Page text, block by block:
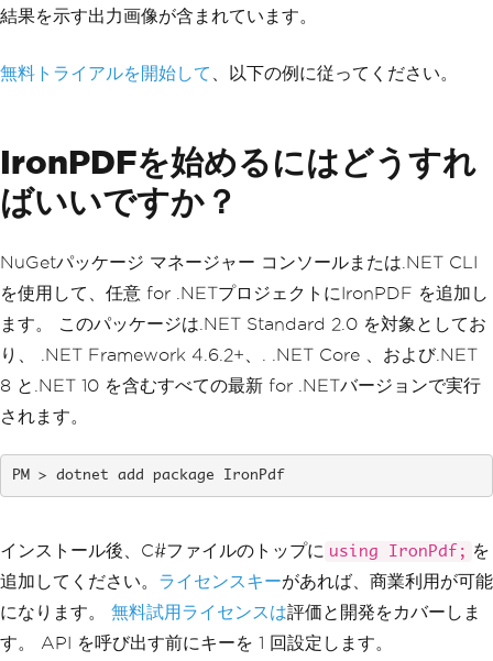
結果を示す出力画像が含まれています。
無料トライアルを開始して 、以下の例に従ってください。
IronPDFを始めるにはどうすれ
ばいいですか？
NuGetパッケージ マネージャー コンソールまたは.NET CLI
を使用して、任意 for .NETプロジェクトにIronPDF を追加し
ます。 このパッケージは.NET Standard 2.0 を対象としてお
り、 .NET Framework 4.6.2+、. .NET Core 、および.NET
8 と.NET 10 を含むすべての最新 for .NETバージョンで実行
されます。
dotnet add package IronPdf
インストール後、C#ファイルのトップに using IronPdf; を
追加してください。 ライセンスキーがあれば、商業利用が可能
になります。 無料試用ライセンスは評価と開発をカバーしま
す。 API を呼び出す前にキーを 1 回設定します。